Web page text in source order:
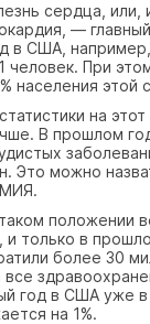
сердца, или,
—
в США, например,
человек. При
населения этой
на этот
В прошлом
Это можно
положении
и только в
более 30
год в США уже
на 1%.